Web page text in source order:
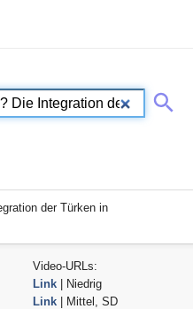
der Türken in
Video-URLs:
Link| Niedrig
Link| Mittel, SD